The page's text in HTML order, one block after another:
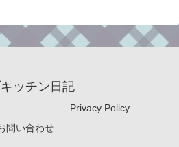
ッチン日記
Privacy Policy
問い合わせ